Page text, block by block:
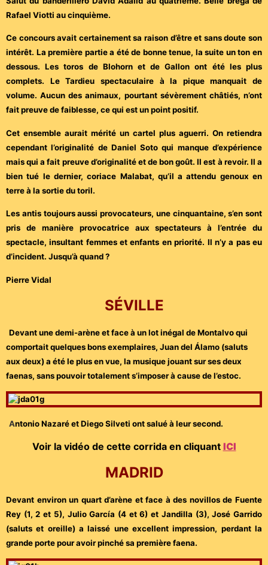
Rafael Viotti au cinquième.
Ce concours avait certainement sa raison d’être et sans doute son
intérêt. La première partie a été de bonne tenue, la suite un ton en
dessous. Les toros de Blohorn et de Gallon ont été les plus
complets. Le Tardieu spectaculaire à la pique manquait de
volume. Aucun des animaux, pourtant sévèrement châtiés, n’ont
fait preuve de faiblesse, ce qui est un point positif.
Cet ensemble aurait mérité un cartel plus aguerri. On retiendra
cependant l’originalité de Daniel Soto qui manque d’expérience
mais qui a fait preuve d’originalité et de bon goût. Il est à revoir. Il a
bien tué le dernier, coriace Malabat, qu’il a attendu genoux en
terre à la sortie du toril.
Les antis toujours aussi provocateurs, une cinquantaine, s’en sont
pris de manière provocatrice aux spectateurs à l’entrée du
spectacle, insultant femmes et enfants en priorité. Il n’y a pas eu
d’incident. Jusqu’à quand ?
Pierre Vidal
SÉVILLE
Devant une demi-arène et face à un lot inégal de Montalvo qui
comportait quelques bons exemplaires, Juan del Álamo (saluts
aux deux) a été le plus en vue, la musique jouant sur ses deux
faenas, sans pouvoir totalement s’imposer à cause de l’estoc.
AntonioNazaré et Diego Silveti ont salué à leur second.
Voir la vidéo de cette corrida en cliquant ICI
MADRID
Devant environ un quart d’arène et face à des novillos de Fuente
Rey (1, 2 et 5), Julio García (4 et 6) et Jandilla (3), José Garrido
(saluts et oreille) a laissé une excellent impression, perdant la
grande porte pour avoir pinché sa première faena.